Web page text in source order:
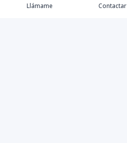
Llámame Contactar